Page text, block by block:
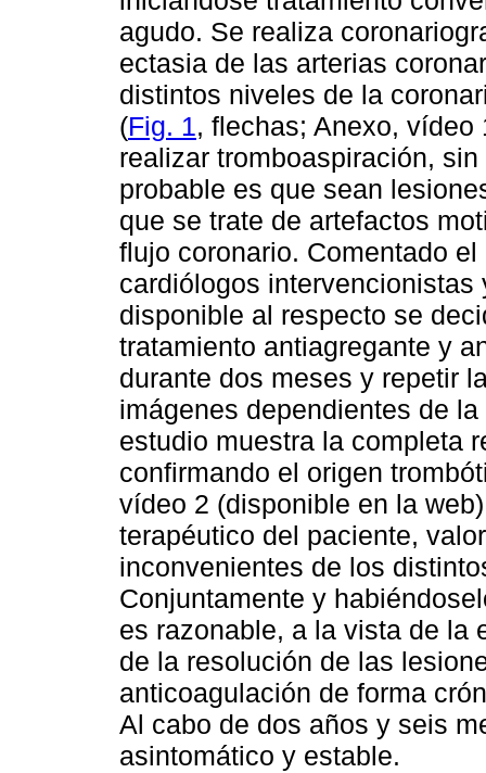
agudo. Se realiza
ectasia de las arterias
distintos niveles de la
(Fig. 1, flechas; Anexo,
realizar tromboaspiración,
probable es que sean
que se trate de artefactos
flujo coronario. Comentado
cardiólogos
disponible al respecto se
tratamiento antiagregante y
durante dos meses y repetir
imágenes dependientes de
estudio muestra la completa
confirmando el origen
vídeo 2 (disponible en la
terapéutico del paciente,
inconvenientes de los
Conjuntamente y
es razonable, a la vista de la
de la resolución de las
anticoagulación de forma
Al cabo de dos años y seis
asintomático y estable.